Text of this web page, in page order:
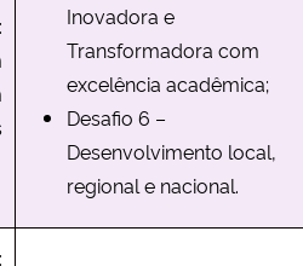
:
Inovadora e
Transformadora com
excelência acadêmica;
Desafio 6 –
Desenvolvimento local,
regional e nacional.
: